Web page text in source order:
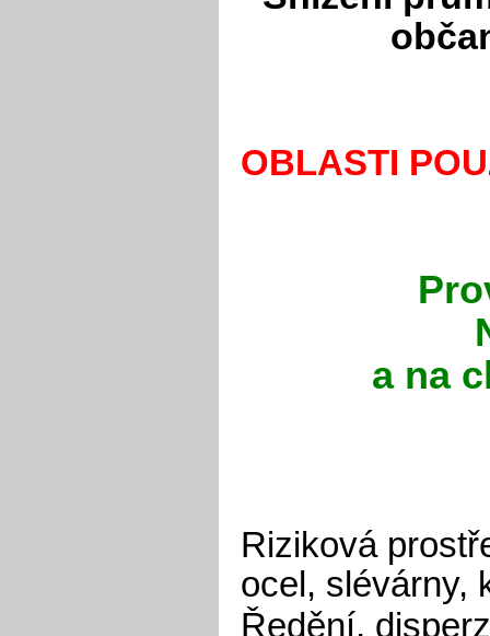
OBLASTI
a na
Riziková
ocel, slévárny,
Ředění,